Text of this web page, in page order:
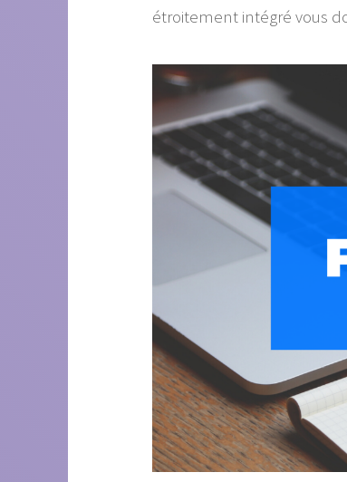
étroitement intégré vous